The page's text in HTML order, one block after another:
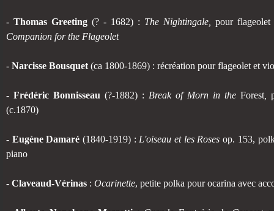
- Thomas Greeting (? - 1682) : The Nightingale,
pour
Companion for the Flageolet
- Narcisse Bousquet (ca 1800-1869) : récréation pour flageolet et
- Frédéric Bonnisseau (?-1882) : Break of Morn in the Forest
(c.1870)
- Eugène Damaré (1840-1919) : L'oiseau et les Roses op. 153,
piano
- Claveaud-Vérinas : Ocarinette, petite polka pour ocarina avec